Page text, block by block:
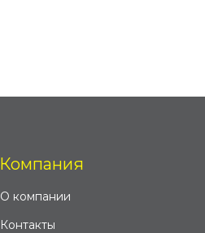
Контакты
О компании
Компания